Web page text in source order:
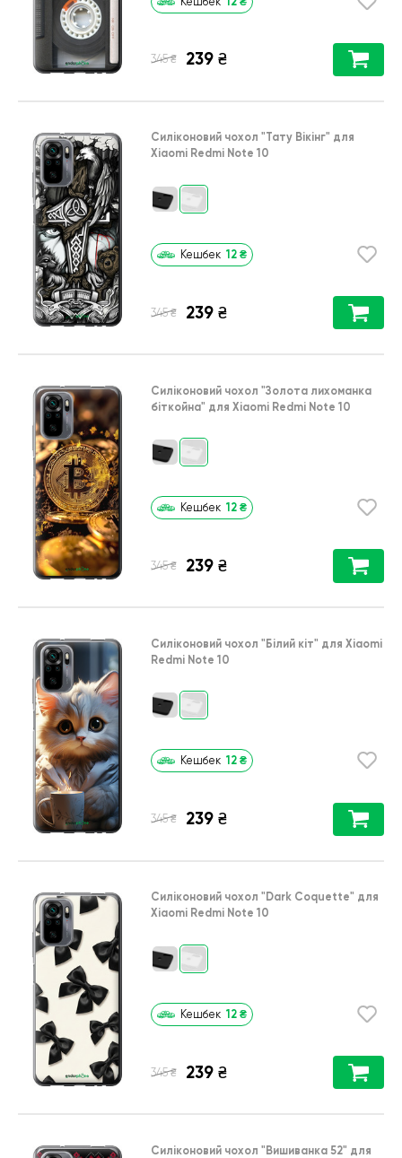
345 ₴ 239 ₴
Силіконовий чохол "Тату Вікінг" для
Xiaomi Redmi Note 10
Кешбек 12 ₴
345 ₴ 239 ₴
Силіконовий чохол "Золота лихоманка
біткойна" для Xiaomi Redmi Note 10
Кешбек 12 ₴
345 ₴ 239 ₴
Силіконовий чохол "Білий кіт" для Xiaomi
Redmi Note 10
Кешбек 12 ₴
345 ₴ 239 ₴
Силіконовий чохол "Dark Coquette" для
Xiaomi Redmi Note 10
Кешбек 12 ₴
345 ₴ 239 ₴
Силіконовий чохол "Вишиванка 52" для